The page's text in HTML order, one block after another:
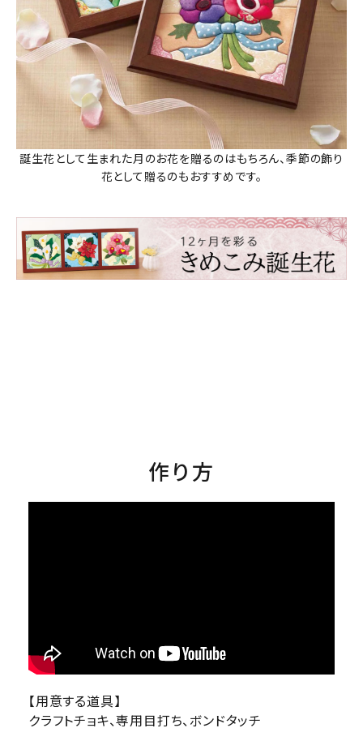
誕生花として生まれた月のお花を贈るのはもちろん、季節の飾り
花として贈るのもおすすめです。
作り方
【用意する道具】
クラフトチョキ、専用目打ち、ボンドタッチ